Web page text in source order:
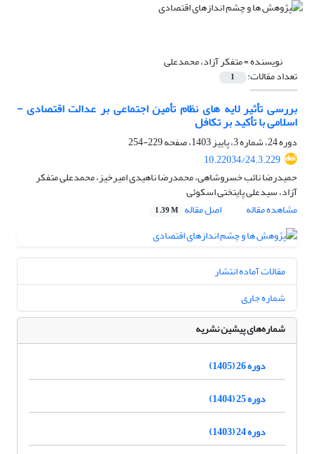
نویسنده =متفکر آزاد، محمدعلی
تعداد مقالات: 1
بررسی تأثیر لایه‌ های نظام تأمین اجتماعی بر عدالت اقتصادی -
اسلامی با تأکید بر تکافل
دوره 24، شماره 3، پاییز 1403، صفحه
229-254
10.22034/24.3.229
حمیدرضا نائب خسروشاهی، محمدرضا ناهیدی امیرخیز، محمدعلی متفکر
آزاد، سیدعلی پایتختی اسکوئی
مشاهده مقاله
اصل مقاله 1.39 M
مقالات آماده انتشار
شماره جاری
شماره‌های پیشین نشریه
دوره 26 (1405)
دوره 25 (1404)
دوره 24 (1403)